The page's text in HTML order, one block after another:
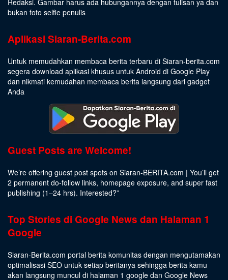
bukan foto selfie penulis
Aplikasi Siaran-Berita.com
Untuk memudahkan membaca berita terbaru di Siaran-berita.com
segera download aplikasi khusus untuk Android di Google Play
dan nikmati kemudahan membaca berita langsung dari gadget
Anda
Guest Posts are Welcome!
We’re offering guest post spots on Siaran-BERITA.com | You’ll get
2 permanent do-follow links, homepage exposure, and super fast
publishing (1–24 hrs). Interested?”
Top Stories di Google News dan Halaman 1
Google
Siaran-Berita.com portal berita komunitas dengan mengutamakan
optimalisasi SEO untuk setiap beritanya sehingga berita kamu
akan langsung muncul di halaman 1 google dan Google News